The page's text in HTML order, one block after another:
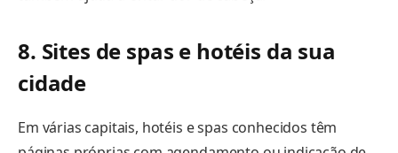
8. Sites de spas e hotéis da sua
cidade
Em várias capitais, hotéis e spas conhecidos têm